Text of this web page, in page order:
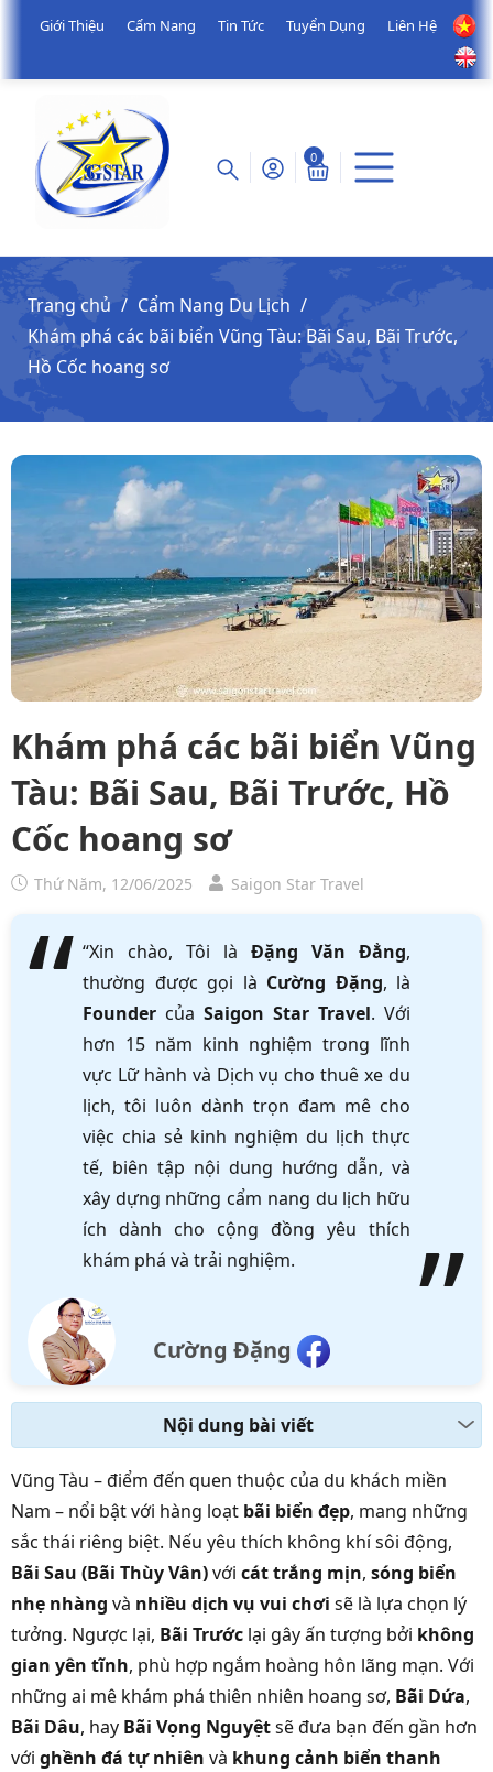
Giới Thiệu Cẩm Nang Tin Tức Tuyển Dụng Liên Hệ
0
Trang chủ
Cẩm Nang Du Lịch
Khám phá các bãi biển Vũng Tàu: Bãi Sau, Bãi Trước,
Hồ Cốc hoang sơ
Khám phá các bãi biển Vũng
Tàu: Bãi Sau, Bãi Trước, Hồ
Cốc hoang sơ
Thứ Năm, 12/06/2025 Saigon Star Travel
“Xin chào, Tôi là Đặng Văn Đẳng,
thường được gọi là Cường Đặng, là
Founder của Saigon Star Travel. Với
hơn 15 năm kinh nghiệm trong lĩnh
vực Lữ hành và Dịch vụ cho thuê xe du
lịch, tôi luôn dành trọn đam mê cho
việc chia sẻ kinh nghiệm du lịch thực
tế, biên tập nội dung hướng dẫn, và
xây dựng những cẩm nang du lịch hữu
ích dành cho cộng đồng yêu thích
khám phá và trải nghiệm.
Cường Đặng
Nội dung bài viết
Vũng Tàu – điểm đến quen thuộc của du khách miền
Nam – nổi bật với hàng loạt bãi biển đẹp, mang những
sắc thái riêng biệt. Nếu yêu thích không khí sôi động,
Bãi Sau (Bãi Thùy Vân)với cát trắng mịn, sóng biển
nhẹ nhàng và nhiều dịch vụ vui chơi sẽ là lựa chọn lý
tưởng. Ngược lại, Bãi Trước lại gây ấn tượng bởi không
gian yên tĩnh, phù hợp ngắm hoàng hôn lãng mạn. Với
những ai mê khám phá thiên nhiên hoang sơ, Bãi Dứa,
Bãi Dâu, hay Bãi Vọng Nguyệtsẽ đưa bạn đến gần hơn
với ghềnh đá tự nhiên và khung cảnh biển thanh